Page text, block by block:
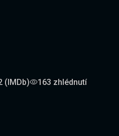
(IMDb) 163 zhlédnutí